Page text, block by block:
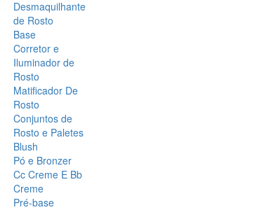
Desmaquilhante
de Rosto
Base
Corretor e
Iluminador de
Rosto
Matificador De
Rosto
Conjuntos de
Rosto e Paletes
Blush
Pó e Bronzer
Cc Creme E Bb
Creme
Pré-base